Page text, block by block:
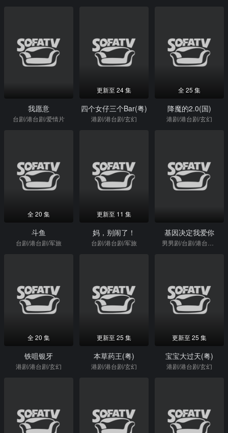
我愿意
台剧/港台剧/爱情片
更新至 24 集
四个女仔三个Bar(粤)
港剧/港台剧/玄幻
全 25 集
降魔的2.0(国)
港剧/港台剧/玄幻
全 20 集
斗鱼
台剧/港台剧/军旅
更新至 11 集
妈，别闹了！
台剧/港台剧/军旅
基因决定我爱你
全 20 集
铁咀银牙
港剧/港台剧/玄幻
更新至 25 集
本草药王(粤)
港剧/港台剧/玄幻
更新至 25 集
宝宝大过天(粤)
港剧/港台剧/玄幻